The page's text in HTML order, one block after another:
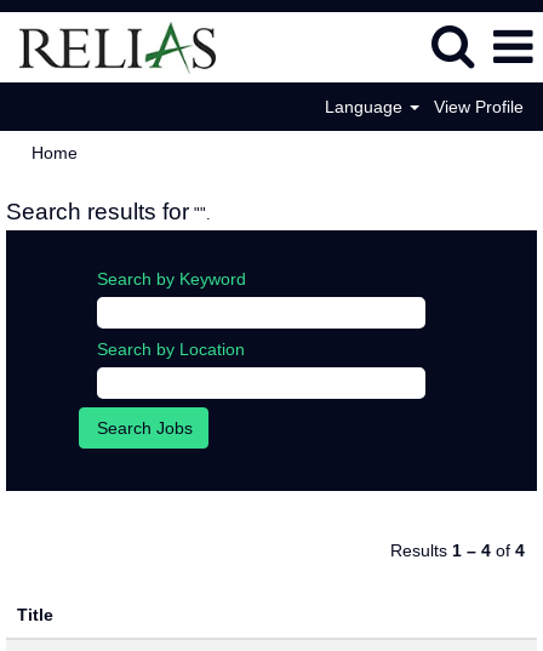
Language View Profile
Home
Search results for "".
Search by Keyword
Search by Location
Results 1 – 4 of 4
Title